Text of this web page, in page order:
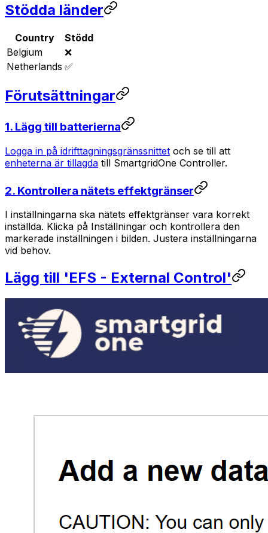
Stödda länder
Country
Stödd
Belgium
❌
Netherlands ✅
Förutsättningar
1. Lägg till batterierna
Logga in på idrifttagningsgränssnittet och se till att
enheterna är tillagda till SmartgridOne Controller.
2. Kontrollera nätets effektgränser
I inställningarna ska nätets effektgränser vara korrekt
inställda. Klicka på Inställningar och kontrollera den
markerade inställningen i bilden. Justera inställningarna
vid behov.
Lägg till 'EFS - External Control'